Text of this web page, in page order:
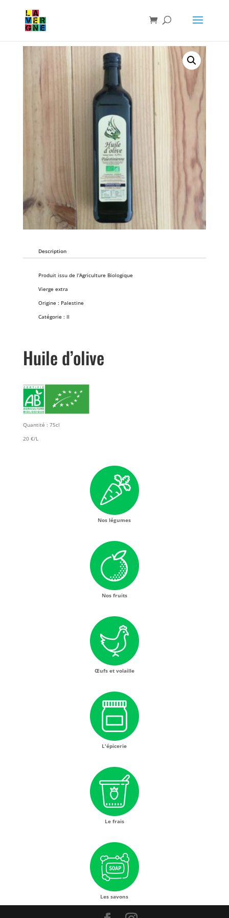
Description
Produit issu de l'Agriculture Biologique
Vierge extra
Origine : Palestine
Catégorie : II
Huile d’olive
Quantité : 75cl
20 €/L
Nos légumes
Nos fruits
Œufs et volaille
L'épicerie
Le frais
Les savons